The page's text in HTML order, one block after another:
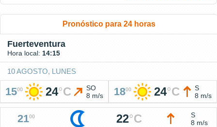
Pronóstico para 24 horas
Fuerteventura
Hora local: 14:15
10 AGOSTO, LUNES
1500 24°C
SO
8 m/s
1800 24°C
S
8 m/s
2100 22°C
S
8 m/s